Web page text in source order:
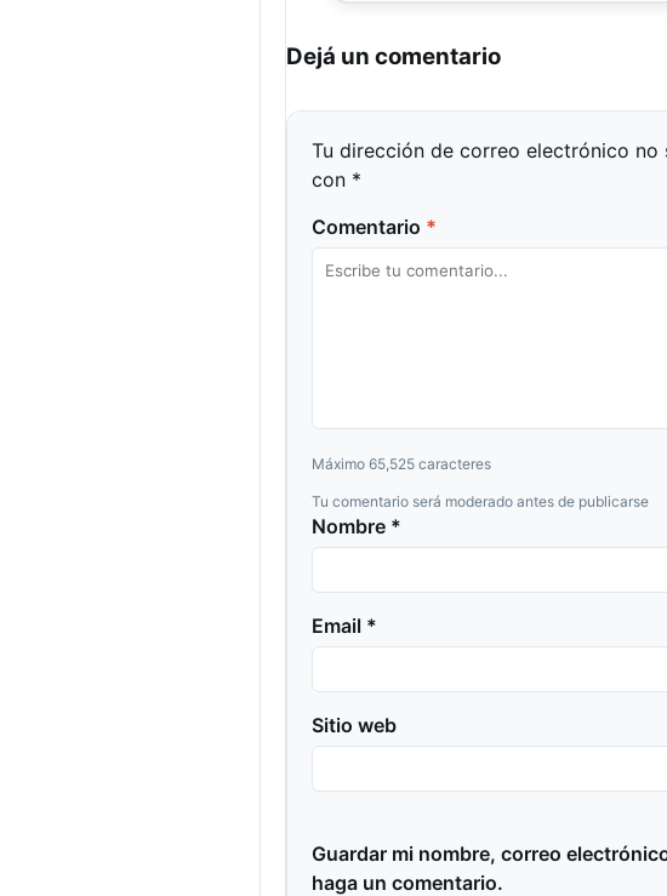
Dejá un comentario
Tu dirección de correo electrónico no
con *
Comentario *
Máximo 65,525 caracteres
Tu comentario será moderado antes de publicarse
Nombre *
Email *
Sitio web
Guardar mi nombre, correo
haga un comentario.